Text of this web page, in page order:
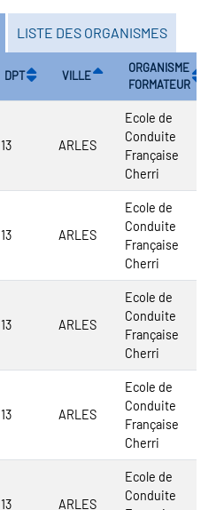
LISTE DES ORGANISMES
DPT VILLE
ORGANISME
FORMATEUR
13 ARLES
Ecole de
Conduite
Française
Cherri
13 ARLES
Ecole de
Conduite
Française
Cherri
13 ARLES
Ecole de
Conduite
Française
Cherri
13 ARLES
Ecole de
Conduite
Française
Cherri
13 ARLES
Ecole de
Conduite